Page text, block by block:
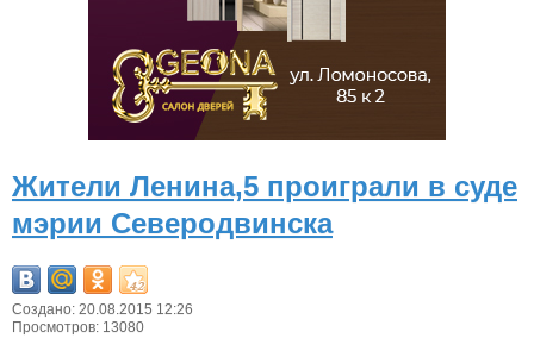
Жители Ленина,5 проиграли в суде
мэрии Северодвинска
Создано: 20.08.2015 12:26
Просмотров: 13080